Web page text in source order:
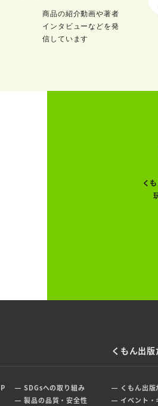
商品の紹介動画や著者
インタビューなどを発
信しています
く
SDGsへの取り組み
製品の品質・安全性
くもん出版
くもん出
イベント・